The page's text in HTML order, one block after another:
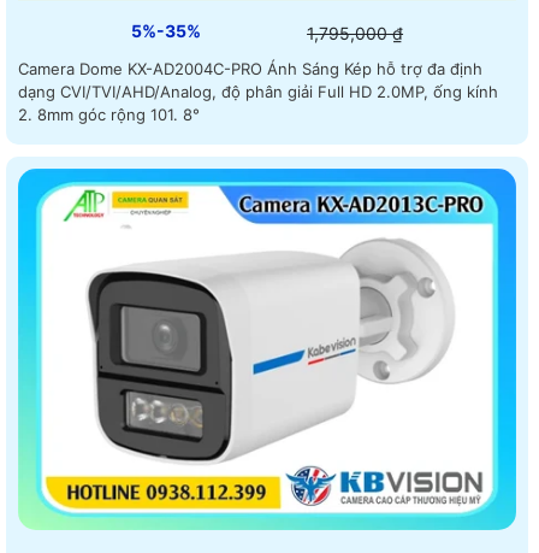
5%-35% 1,795,000 ₫
Camera Dome KX-AD2004C-PRO Ánh Sáng Kép hỗ trợ đa định
dạng CVI/TVI/AHD/Analog, độ phân giải Full HD 2.0MP, ống kính
2. 8mm góc rộng 101. 8°